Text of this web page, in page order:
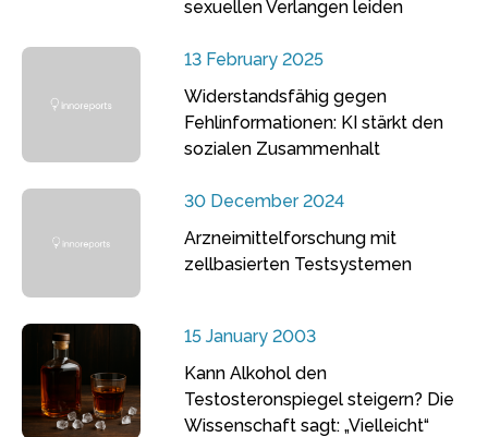
sexuellen Verlangen leiden
13 February 2025
Widerstandsfähig gegen
Fehlinformationen: KI stärkt den
sozialen Zusammenhalt
30 December 2024
Arzneimittelforschung mit
zellbasierten Testsystemen
15 January 2003
Kann Alkohol den
Testosteronspiegel steigern? Die
Wissenschaft sagt: „Vielleicht“